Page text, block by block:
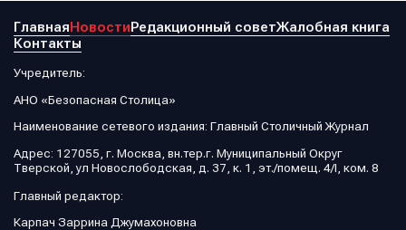
ГлавнаяНовостиРедакционный советЖалобная книга
Контакты
Учредитель:
АНО «Безопасная Столица»
Наименование сетевого издания: Главный Столичный Журнал
Адрес: 127055, г. Москва, вн.тер.г. Муниципальный Округ
Тверской, ул Новослободская, д. 37, к. 1, эт./помещ. 4/I, ком. 8
Главный редактор:
Карпач Заррина Джумахоновна